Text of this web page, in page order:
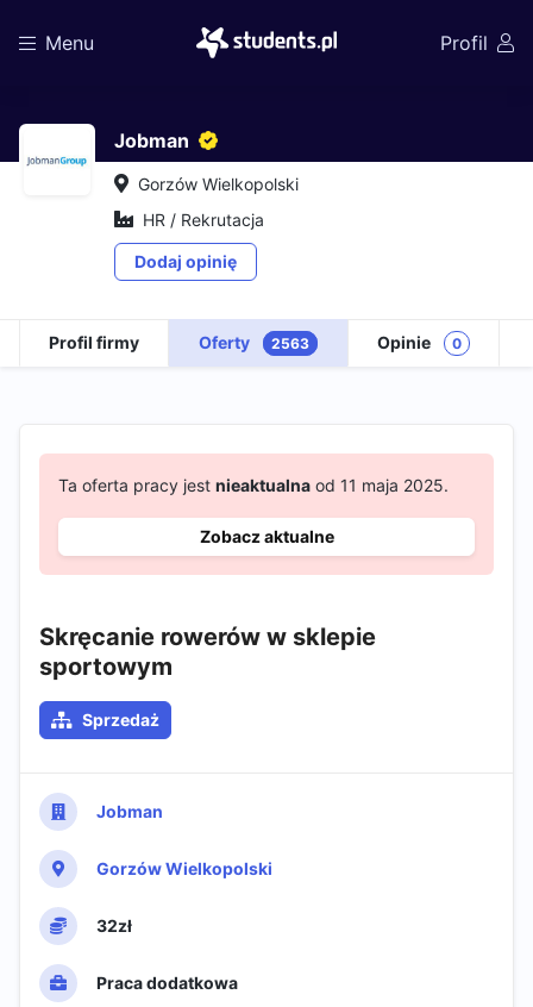
Menu Profil
Jobman
Gorzów Wielkopolski
HR / Rekrutacja
Dodaj opinię
Profil firmy Oferty 2563 Opinie 0
Ta oferta pracy jest nieaktualna od 11 maja 2025.
Zobacz aktualne
Skręcanie rowerów w sklepie
sportowym
Sprzedaż
Jobman
Gorzów Wielkopolski
32zł
Praca dodatkowa